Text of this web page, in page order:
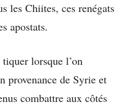
les Chiites, ces renégats
apostats.
lorsque l’on
provenance de Syrie et
combattre aux côtés